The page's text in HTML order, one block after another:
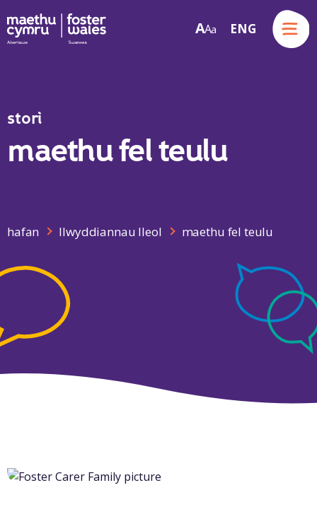
Skip to content
AA a ENG
Menu
stori
maethu fel teulu
hafan llwyddiannau lleol maethu fel teulu